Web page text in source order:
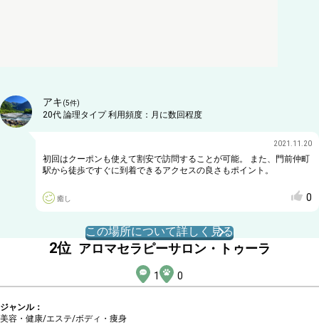
アキ(5件)
20代 論理タイプ利用頻度： 月に数回程度
2021.11.20
初回はクーポンも使えて割安で訪問することが可能。 また、門前仲町
駅から徒歩ですぐに到着できるアクセスの良さもポイント。
癒し 0
この場所について詳しく見る
2位 アロマセラピーサロン・トゥーラ
1 0
ジャンル：
美容・健康/エステ/ボディ・痩身